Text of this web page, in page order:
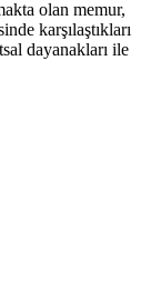
olan memur,
karşılaştıkları
dayanakları ile